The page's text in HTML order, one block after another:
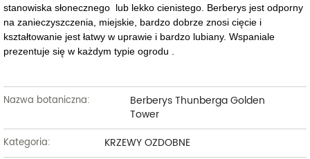
stanowiska słonecznego lub lekko cienistego. Berberys jest odporny
na zanieczyszczenia, miejskie, bardzo dobrze znosi cięcie i
kształtowanie jest łatwy w uprawie i bardzo lubiany. Wspaniale
prezentuje się w każdym typie ogrodu .
Nazwa botaniczna:
Berberys Thunberga Golden
Tower
Kategoria: KRZEWY OZDOBNE